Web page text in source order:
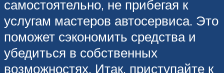
самостоятельно, не прибегая к
услугам мастеров автосервиса. Это
поможет сэкономить средства и
убедиться в собственных
возможностях. Итак, приступайте к